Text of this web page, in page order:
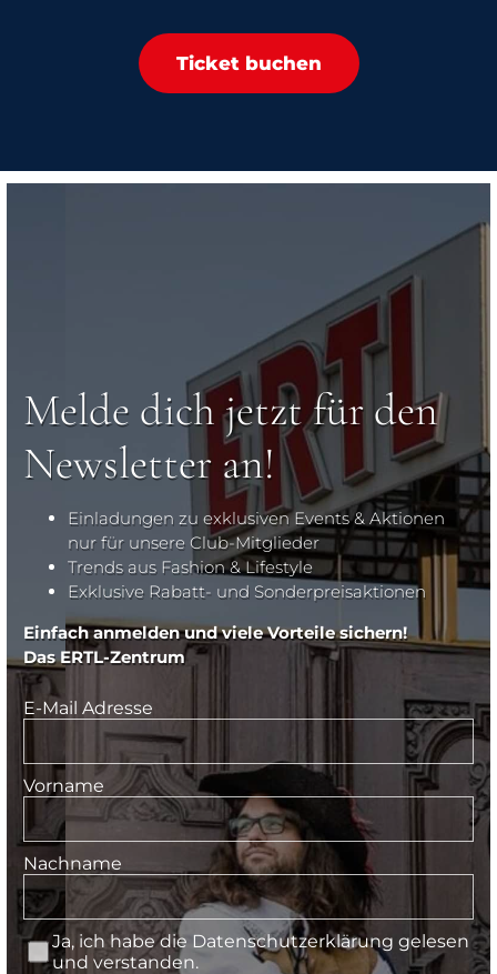
Ticket buchen
Melde dich jetzt für den
Newsletter an!
Einladungen zu exklusiven Events & Aktionen
nur für unsere Club-Mitglieder
Trends aus Fashion & Lifestyle
Exklusive Rabatt- und Sonderpreisaktionen
Einfach anmelden und viele Vorteile sichern!
Das ERTL-Zentrum
E-Mail Adresse
Vorname
Nachname
Ja, ich habe die Datenschutzerklärung gelesen
und verstanden.